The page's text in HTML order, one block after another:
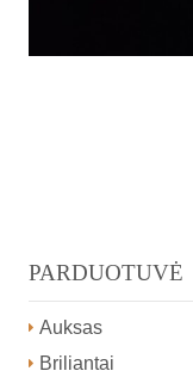
PARDUOTUVĖ
Auksas
Briliantai